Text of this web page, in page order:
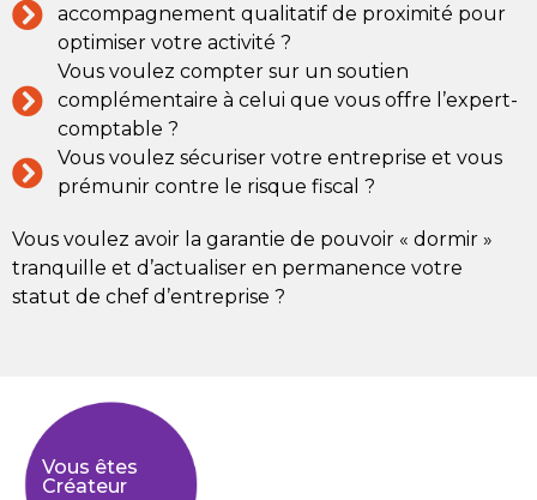
accompagnement qualitatif de proximité pour
optimiser votre activité ?
Vous voulez compter sur un soutien
complémentaire à celui que vous offre l’expert-
comptable ?
Vous voulez sécuriser votre entreprise et vous
prémunir contre le risque fiscal ?
Vous voulez avoir la garantie de pouvoir « dormir »
tranquille et d’actualiser en permanence votre
statut de chef d’entreprise ?
Vous êtes
Créateur